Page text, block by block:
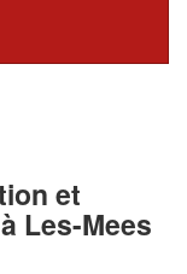
et
Les-Mees